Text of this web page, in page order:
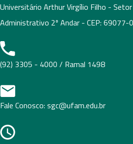
Universitário Arthur Virgílio Filho -
Administrativo 2º Andar - CEP: 69077-
(92) 3305 - 4000 / Ramal 1498
Fale Conosco: sgc@ufam.edu.br